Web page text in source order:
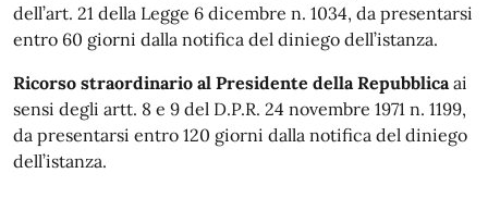
dell’art. 21 della Legge 6 dicembre n. 1034, da presentarsi
entro 60 giorni dalla notifica del diniego dell’istanza.
Ricorso straordinario al Presidente della Repubblica ai
sensi degli artt. 8 e 9 del D.P.R. 24 novembre 1971 n. 1199,
da presentarsi entro 120 giorni dalla notifica del diniego
dell’istanza.